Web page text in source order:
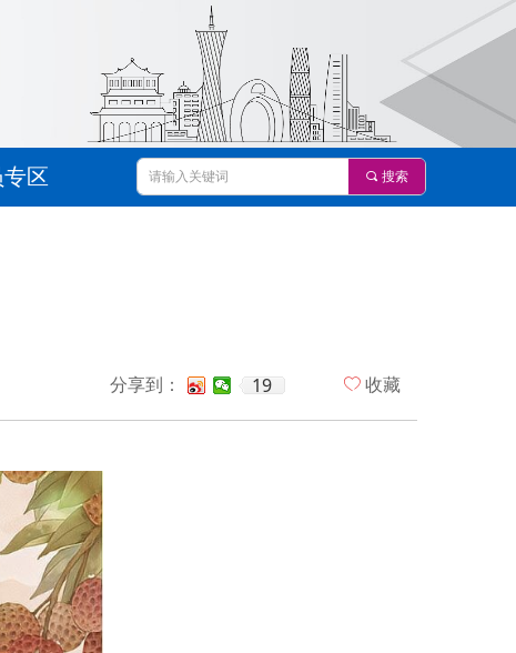
끠 搜索
区
分享到： 19 ꄀ 收藏